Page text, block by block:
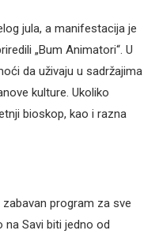
jula, a manifestacija je
„Bum Animatori“. U
da uživaju u sadržajima
kulture. Ukoliko
bioskop, kao i razna
program za sve
Savi biti jedno od